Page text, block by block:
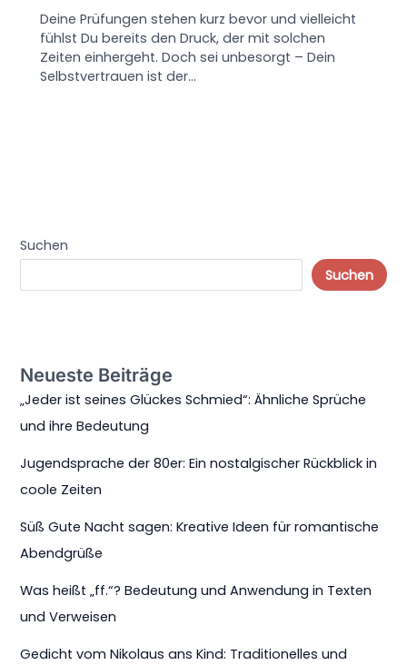
Deine Prüfungen stehen kurz bevor und vielleicht
fühlst Du bereits den Druck, der mit solchen
Zeiten einhergeht. Doch sei unbesorgt – Dein
Selbstvertrauen ist der…
Suchen
Suchen
Neueste Beiträge
„Jeder ist seines Glückes Schmied“: Ähnliche Sprüche
und ihre Bedeutung
Jugendsprache der 80er: Ein nostalgischer Rückblick in
coole Zeiten
Süß Gute Nacht sagen: Kreative Ideen für romantische
Abendgrüße
Was heißt „ff.“? Bedeutung und Anwendung in Texten
und Verweisen
Gedicht vom Nikolaus ans Kind: Traditionelles und